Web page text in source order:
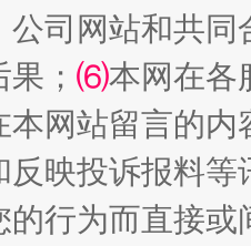
开幕 规模
公司网站和共
； ⑹本网在各
本网站留言的内
反映投诉报料
的行为而直接